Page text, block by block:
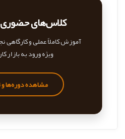
کلاس‌های
آموزش کاملاً عملی و کارگاهی
ویژه ورود به بازار
مشاهده دوره‌ها